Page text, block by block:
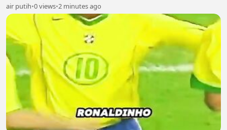
air putih•0 views•2 minutes ago